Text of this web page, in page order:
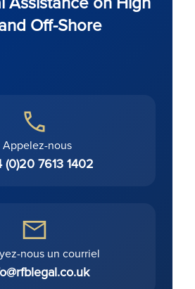
Off-Shore
Appelez-nous
(0)20 7613 1402
nous un courriel